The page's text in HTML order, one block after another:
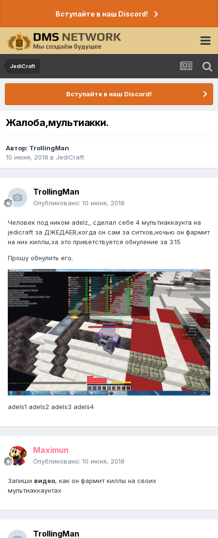
Вступайте в наш Discord!
JediCraft
Вступайте в наш Discord!
Жалоба,мультиакки.
Автор: TrollingMan
10 июня, 2018 в JediCraft
TrollingMan
Опубликовано: 10 июня, 2018
Человек под ником adelz_ сделал себе 4 мультиаккаунта на
jedicraft за ДЖЕДАЕВ,когда он сам за ситхов,ночью он фармит
на них киллы,за это приветствуется обнуление за 3.15
Прошу обнулить его.
adels1 adels2 adels3 adels4
Maximun
Опубликовано: 10 июня, 2018
Запиши видео, как он фармит киллы на своих
мультиаккаунтах
TrollingMan